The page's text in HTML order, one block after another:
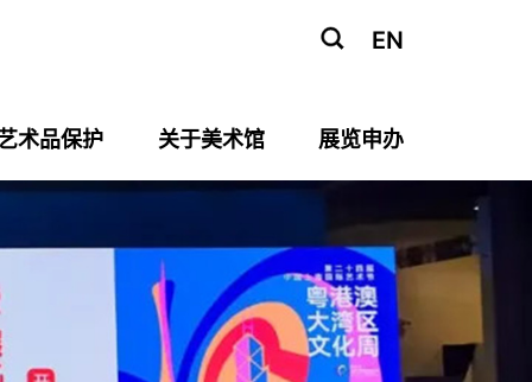
EN
术品保护 关于美术馆 展览申办